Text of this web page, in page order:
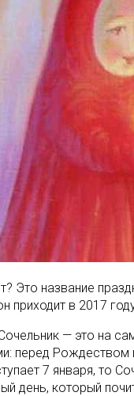
Это название
приходит в 2017
— это на
перед
7 января, то
день, который